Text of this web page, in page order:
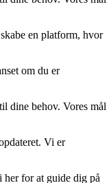
en platform, hvor
om du er
dine behov. Vores mål
Vi er
for at guide dig på